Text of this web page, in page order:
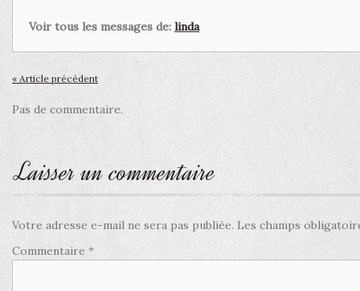
Voir tous les messages de: linda
« Article précédent
Pas de commentaire.
Laisser un commentaire
Votre adresse e-mail ne sera pas publiée. Les champs
Commentaire *